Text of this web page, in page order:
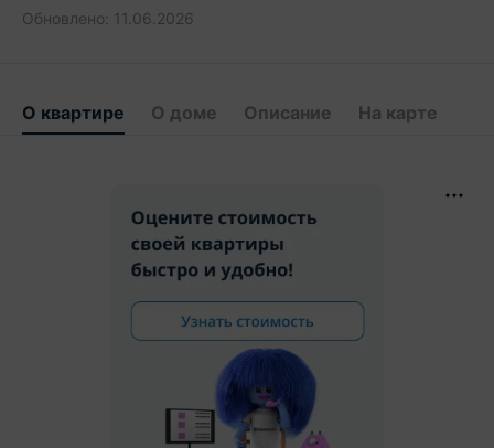
Обновлено: 11.06.2026
О квартире О доме Описание На карте